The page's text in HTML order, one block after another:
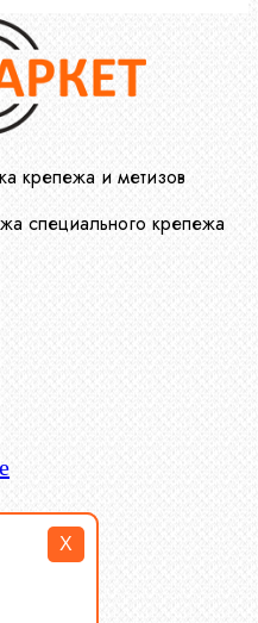
X
крепежа и метизов
специального крепежа